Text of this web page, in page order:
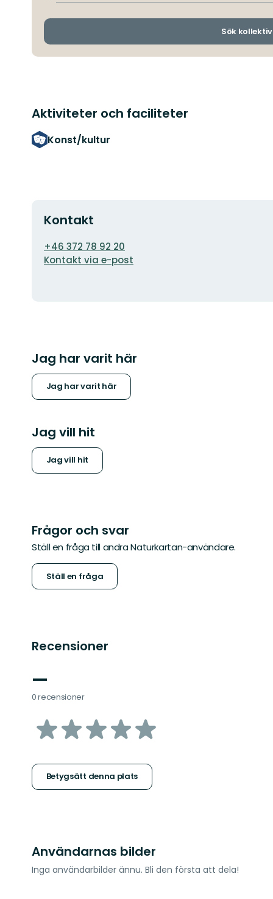
Sök
Aktiviteter och faciliteter
Konst/kultur
Kontakt
E-
postadress
+46 372 78 92 20
Kontakt via e-post
Jag har varit här
Jag har varit här
Jag vill hit
Jag vill hit
Frågor och svar
Ställ en fråga till andra Naturkartan-användare.
Ställ en fråga
Recensioner
—
0 recensioner
av
stjärnor
Betygsätt denna plats
Användarnas bilder
Inga användarbilder ännu. Bli den första att dela!